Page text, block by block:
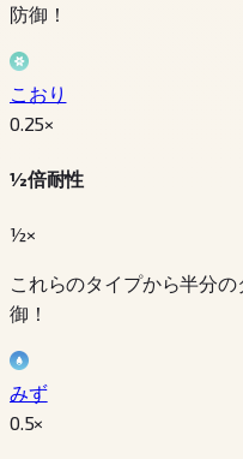
防御！
こおり
0.25×
½倍耐性
½×
これらのタイプから半分
御！
みず
0.5×